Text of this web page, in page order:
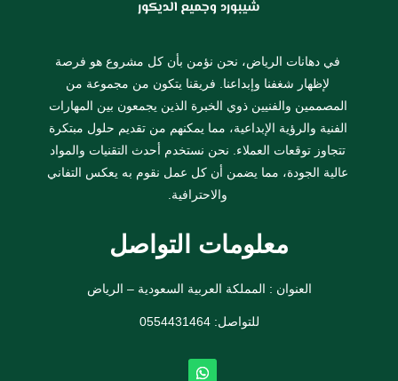
في دهانات الرياض، نحن نؤمن بأن كل مشروع هو فرصة
لإظهار شغفنا وإبداعنا. فريقنا يتكون من مجموعة من
المصممين والفنيين ذوي الخبرة الذين يجمعون بين المهارات
الفنية والرؤية الإبداعية، مما يمكنهم من تقديم حلول مبتكرة
تتجاوز توقعات العملاء. نحن نستخدم أحدث التقنيات والمواد
عالية الجودة، مما يضمن أن كل عمل نقوم به يعكس التفاني
والاحترافية.
معلومات التواصل
العنوان : المملكة العربية السعودية – الرياض
للتواصل: ⁦0554431464